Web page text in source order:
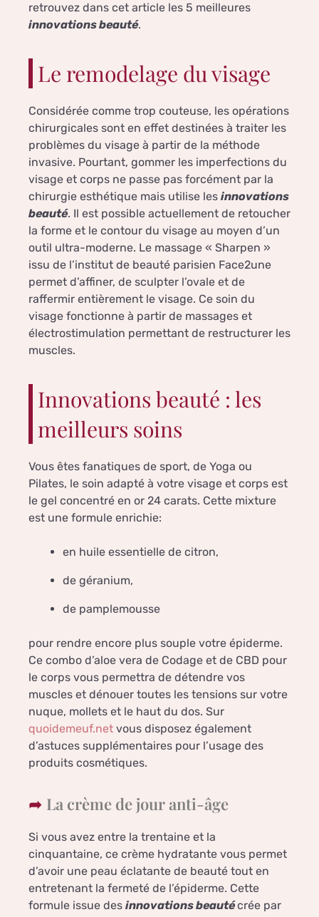
retrouvez dans cet article les 5 meilleures
innovations beauté.
Le remodelage du visage
Considérée comme trop couteuse, les opérations
chirurgicales sont en effet destinées à traiter les
problèmes du visage à partir de la méthode
invasive. Pourtant, gommer les imperfections du
visage et corps ne passe pas forcément par la
chirurgie esthétique mais utilise les innovations
beauté. Il est possible actuellement de retoucher
la forme et le contour du visage au moyen d’un
outil ultra-moderne. Le massage « Sharpen »
issu de l’institut de beauté parisien Face2une
permet d’affiner, de sculpter l’ovale et de
raffermir entièrement le visage. Ce soin du
visage fonctionne à partir de massages et
électrostimulation permettant de restructurer les
muscles.
Innovations beauté : les
meilleurs soins
Vous êtes fanatiques de sport, de Yoga ou
Pilates, le soin adapté à votre visage et corps est
le gel concentré en or 24 carats. Cette mixture
est une formule enrichie:
en huile essentielle de citron,
de géranium,
de pamplemousse
pour rendre encore plus souple votre épiderme.
Ce combo d’aloe vera de Codage et de CBD pour
le corps vous permettra de détendre vos
muscles et dénouer toutes les tensions sur votre
nuque, mollets et le haut du dos. Sur
quoidemeuf.net vous disposez également
d’astuces supplémentaires pour l’usage des
produits cosmétiques.
La crème de jour anti-âge
Si vous avez entre la trentaine et la
cinquantaine, ce crème hydratante vous permet
d’avoir une peau éclatante de beauté tout en
entretenant la fermeté de l’épiderme. Cette
formule issue des innovations beautécrée par